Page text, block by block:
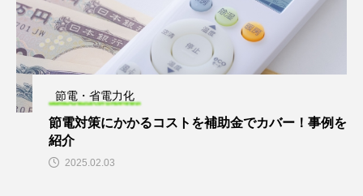
節電・省電力化
節電対策にかかるコストを補助金でカバー！事例を
紹介
2025.02.03